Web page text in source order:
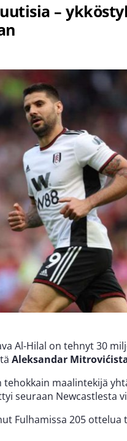
–
Al-Hilal on tehnyt 30
Aleksandar
maalintekijä
seuraan Newcastlesta
Fulhamissa 205 ottelua